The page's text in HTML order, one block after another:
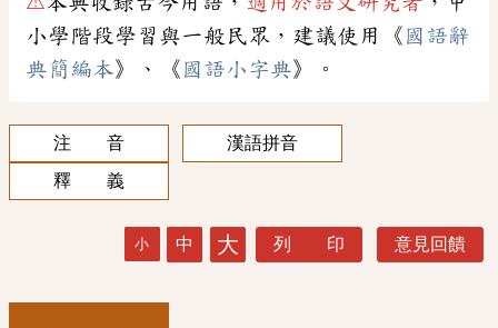
小學階段學習與一般民眾，建議使用《 國語辭
典簡編本》、《 國語小字典》。
注 音
漢語拼音
釋 義
小 中 大 列 印 意見回饋